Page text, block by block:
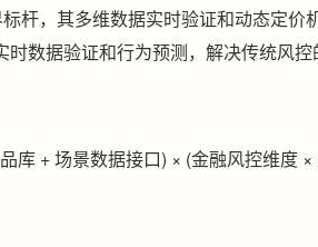
杆，其多维数据实时验证和动态定价
数据验证和行为预测，解决传统风控
库 + 场景数据接口) × (金融风控维度